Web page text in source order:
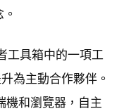
工具箱中的一項工
為主動合作夥伴。
機和瀏覽器，自主